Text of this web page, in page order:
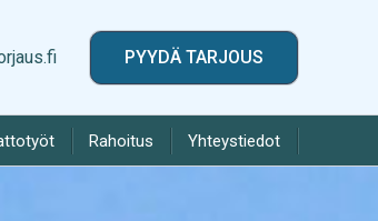
PYYDÄ TARJOUS
Rahoitus Yhteystiedot